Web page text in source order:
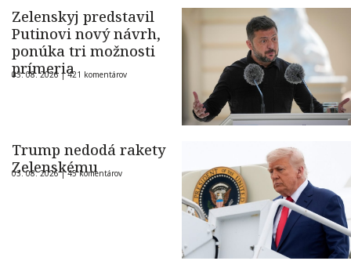
Zelenskyj predstavil
Putinovi nový návrh,
ponúka tri možnosti
prímeria
03. 08. 2026 |421 komentárov
Trump nedodá rakety
Zelenskému
03. 08. 2026 |45 komentárov